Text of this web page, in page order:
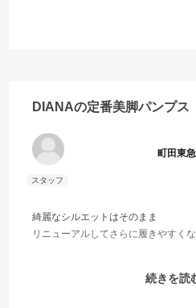
DIANAの定番美脚パンプス
町田東
綺麗なシルエットはそのまま
リニューアルしてさらに履きやすく
の負担を軽減してくれます。続きを読